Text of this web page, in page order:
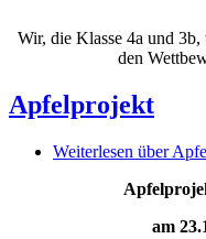
Wir, die Klasse 4a und
den
Apfelprojekt
Weiterlesen über
am